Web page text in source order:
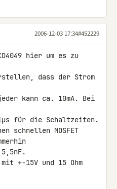
2006-12-03 17:34#452229
hier um es zu
dass der Strom
kann ca. 10mA. Bei
für die Schaltzeiten.
schnellen MOSFET
+-15V und 15 Ohm